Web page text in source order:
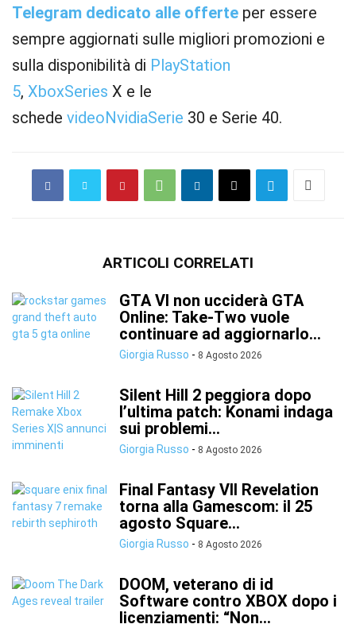
Telegram dedicato alle offerte per essere
sempre aggiornati sulle migliori promozioni e
sulla disponibilità di PlayStation
5, XboxSeries X e le
schede videoNvidiaSerie 30 e Serie 40.
ARTICOLI CORRELATI
GTA VI non ucciderà GTA
Online: Take-Two vuole
continuare ad aggiornarlo...
Giorgia Russo - 8 Agosto 2026
Silent Hill 2 peggiora dopo
l’ultima patch: Konami indaga
sui problemi...
Giorgia Russo - 8 Agosto 2026
Final Fantasy VII Revelation
torna alla Gamescom: il 25
agosto Square...
Giorgia Russo - 8 Agosto 2026
DOOM, veterano di id
Software contro XBOX dopo i
licenziamenti: “Non...